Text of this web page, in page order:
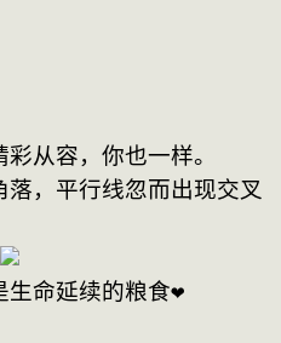
从容，你也一样。
，平行线忽而出现交叉